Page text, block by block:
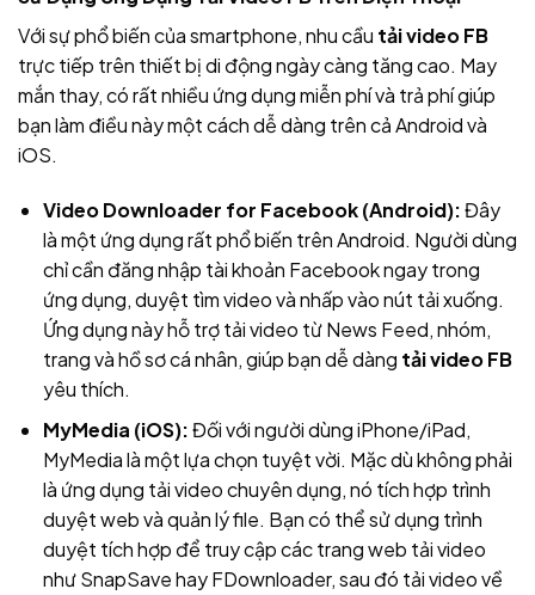
Với sự phổ biến của smartphone, nhu cầu tải video FB
trực tiếp trên thiết bị di động ngày càng tăng cao. May
mắn thay, có rất nhiều ứng dụng miễn phí và trả phí giúp
bạn làm điều này một cách dễ dàng trên cả Android và
iOS.
Video Downloader for Facebook (Android):Đây
là một ứng dụng rất phổ biến trên Android. Người dùng
chỉ cần đăng nhập tài khoản Facebook ngay trong
ứng dụng, duyệt tìm video và nhấp vào nút tải xuống.
Ứng dụng này hỗ trợ tải video từ News Feed, nhóm,
trang và hồ sơ cá nhân, giúp bạn dễ dàng tải video FB
yêu thích.
MyMedia (iOS):Đối với người dùng iPhone/iPad,
MyMedia là một lựa chọn tuyệt vời. Mặc dù không phải
là ứng dụng tải video chuyên dụng, nó tích hợp trình
duyệt web và quản lý file. Bạn có thể sử dụng trình
duyệt tích hợp để truy cập các trang web tải video
như SnapSave hay FDownloader, sau đó tải video về